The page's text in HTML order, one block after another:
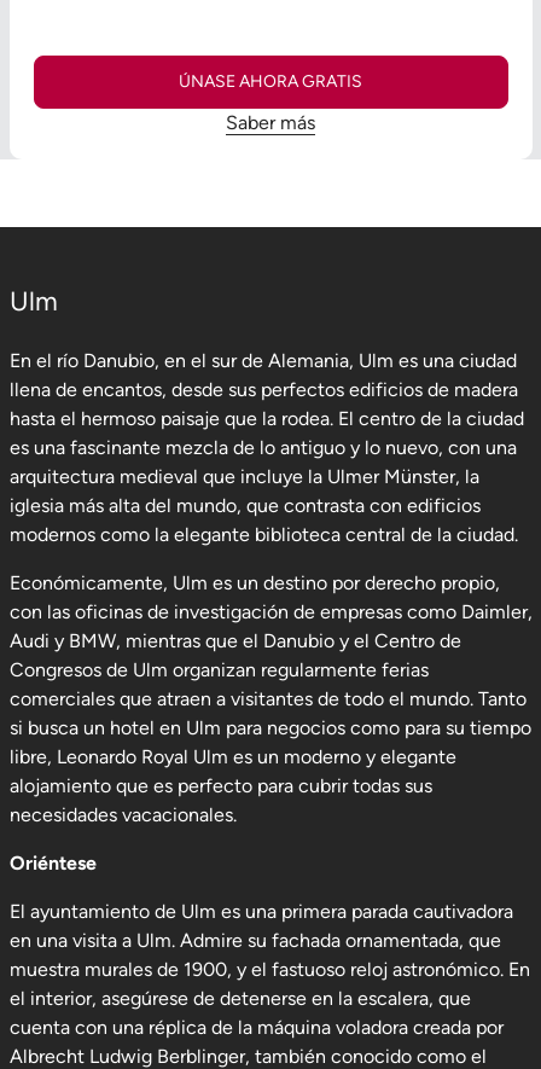
ÚNASE AHORA GRATIS
Saber más
Ulm
En el río Danubio, en el sur de Alemania, Ulm es una ciudad
llena de encantos, desde sus perfectos edificios de madera
hasta el hermoso paisaje que la rodea. El centro de la ciudad
es una fascinante mezcla de lo antiguo y lo nuevo, con una
arquitectura medieval que incluye la Ulmer Münster, la
iglesia más alta del mundo, que contrasta con edificios
modernos como la elegante biblioteca central de la ciudad.
Económicamente, Ulm es un destino por derecho propio,
con las oficinas de investigación de empresas como Daimler,
Audi y BMW, mientras que el Danubio y el Centro de
Congresos de Ulm organizan regularmente ferias
comerciales que atraen a visitantes de todo el mundo. Tanto
si busca un hotel en Ulm para negocios como para su tiempo
libre, Leonardo Royal Ulm es un moderno y elegante
alojamiento que es perfecto para cubrir todas sus
necesidades vacacionales.
Oriéntese
El ayuntamiento de Ulm es una primera parada cautivadora
en una visita a Ulm. Admire su fachada ornamentada, que
muestra murales de 1900, y el fastuoso reloj astronómico. En
el interior, asegúrese de detenerse en la escalera, que
cuenta con una réplica de la máquina voladora creada por
Albrecht Ludwig Berblinger, también conocido como el